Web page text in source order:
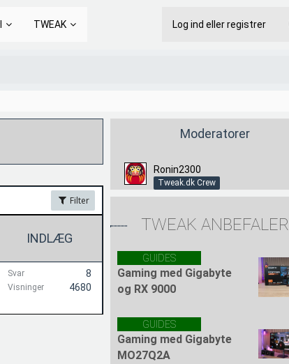
TWEAK Log ind eller registrer
Filter
INDLÆG
Svar 8
Visninger 4680
Moderatorer
Ronin2300
Tweak.dk Crew
TWEAK ANBEFALER
GUIDES
Gaming med Gigabyte
og RX 9000
GUIDES
Gaming med Gigabyte
MO27Q2A